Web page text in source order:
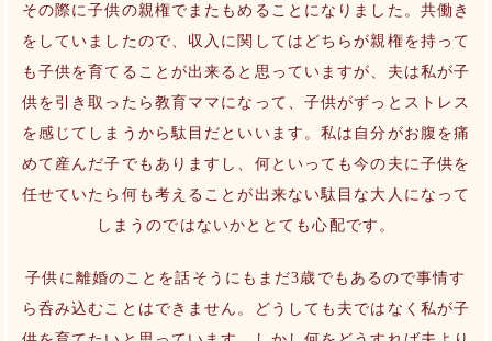
その際に子供の親権でまたもめることになりました。共働き
をしていましたので、収入に関してはどちらが親権を持って
も子供を育てることが出来ると思っていますが、夫は私が子
供を引き取ったら教育ママになって、子供がずっとストレス
を感じてしまうから駄目だといいます。私は自分がお腹を痛
めて産んだ子でもありますし、何といっても今の夫に子供を
任せていたら何も考えることが出来ない駄目な大人になって
しまうのではないかととても心配です。
子供に離婚のことを話そうにもまだ3歳でもあるので事情す
ら呑み込むことはできません。どうしても夫ではなく私が子